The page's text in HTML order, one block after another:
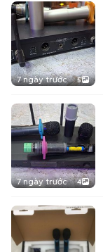
7 ngày trước 5
7 ngày trước 4